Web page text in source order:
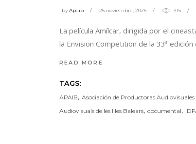
byApaib 25 noviembre, 2025 415
La película Amílcar, dirigida por el
la Envision Competition de la 33ª
READ MORE
TAGS:
APAIB, Asociación de Productoras Audiovisuales
Audiovisuals de les Illes Balears, documental,